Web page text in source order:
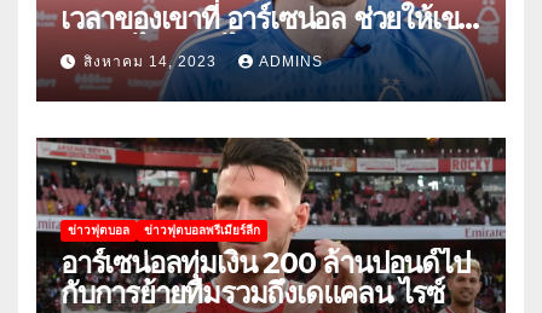
เวลาของเขาที่ อาร์เซน่อล ช่วยให้เขา
พัฒนาได้อย่างไร
สิงหาคม 14, 2023 ADMINS
ข่าวฟุตบอล ข่าวฟุตบอลพรีเมียร์ลีก
อาร์เซน่อลทุ่มเงิน 200 ล้านปอนด์ไป
กับการย้ายทีมรวมถึงเดแคลน ไรซ์